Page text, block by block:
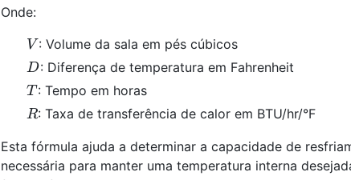
Onde:
V
V : Volume da sala em pés cúbicos
D
D: Diferença de temperatura em Fahrenheit
T
T : Tempo em horas
R
R: Taxa de transferência de calor em BTU/hr/°F
Esta fórmula ajuda a determinar a capacidade de
necessária para manter uma temperatura interna